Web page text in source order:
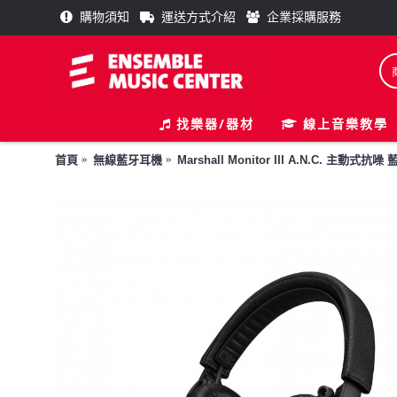
購物須知 運送方式介紹 企業採購服務
找樂器/器材 線上音樂教學
首頁 無線藍牙耳機 Marshall Monitor III A.N.C. 主動式抗噪